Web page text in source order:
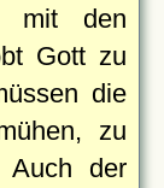
mit den
Gott zu
die
zu
Auch der